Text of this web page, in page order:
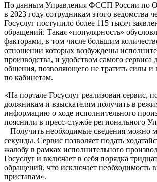
По данным Управления ФССП России по
в 2023 году сотрудникам этого ведомства
Госуслуг поступило более 115 тысяч
обращений. Такая «популярность»
факторами, в том числе большим
отношении которых возбуждены
производства, и удобством самого сервиса
общения, позволяющего не тратить силы и
по кабинетам.
«На портале Госуслуг реализован сервис,
должникам и взыскателям получить в
информацию о ходе исполнительного
пояснили в пресс-службе регионального
– Получить необходимые сведения можно
секунды. Сервис позволяет подать
жалобу в рамках исполнительного
Госуслуг и включает в себя порядка
обращений, что исключает необходимость
приставам».